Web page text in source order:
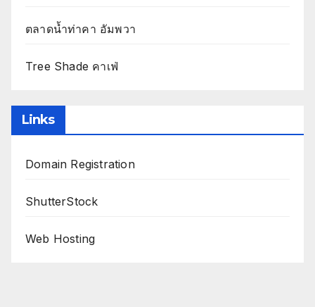
ตลาดน้ำท่าคา อัมพวา
Tree Shade คาเฟ่
Links
Domain Registration
ShutterStock
Web Hosting